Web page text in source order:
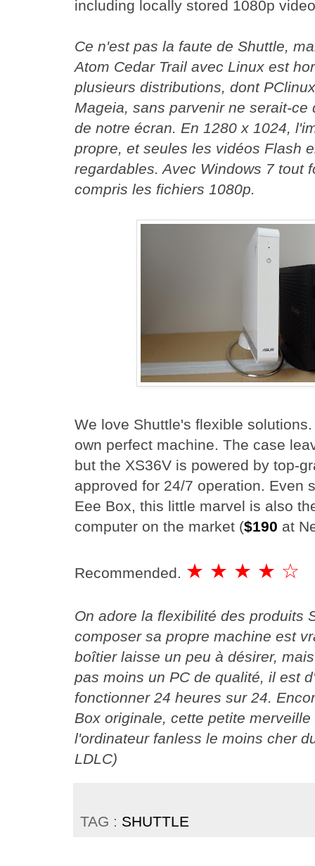
including locally stored 1080p
Ce n'est pas la faute de Shuttle,
Atom Cedar Trail avec Linux est
plusieurs distributions, dont
Mageia, sans parvenir ne serait-ce
de notre écran. En 1280 x 1024,
propre, et seules les vidéos Flash
regardables. Avec Windows 7 tout
compris les fichiers 1080p.
We love Shuttle's flexible
own perfect machine. The case
but the XS36V is powered by top-
approved for 24/7 operation. Even
Eee Box, this little marvel is also
computer on the market ($190 at
Recommended. ★ ★ ★ ★ ☆
On adore la flexibilité des produits
composer sa propre machine est
boîtier laisse un peu à désirer,
pas moins un PC de qualité, il est
fonctionner 24 heures sur 24.
Box originale, cette petite
l'ordinateur fanless le moins cher
LDLC)
TAG : SHUTTLE